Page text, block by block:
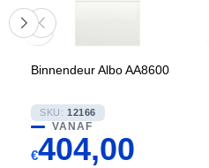
Binnendeur Albo AA8600
SKU: 12166
VANAF
€404,00